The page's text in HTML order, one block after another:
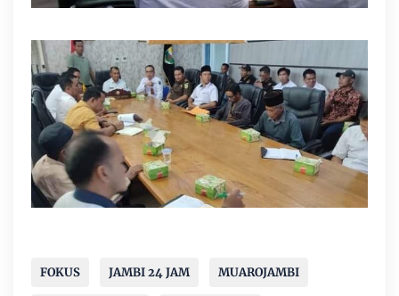
FOKUS JAMBI 24 JAM MUAROJAMBI